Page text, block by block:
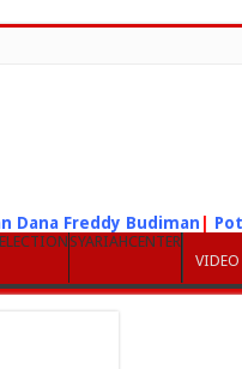
Dana Freddy Budiman
SYARIAHCENTER
VIDEO